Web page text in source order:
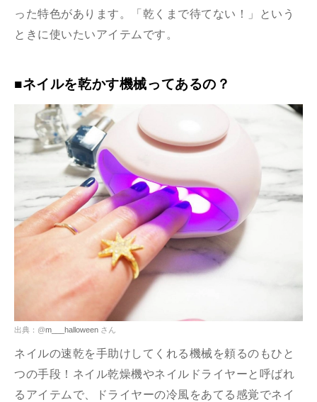
った特色があります。「乾くまで待てない！」という
ときに使いたいアイテムです。
■ネイルを乾かす機械ってあるの？
出典：@m___halloween さん
ネイルの速乾を手助けしてくれる機械を頼るのもひと
つの手段！ネイル乾燥機やネイルドライヤーと呼ばれ
るアイテムで、ドライヤーの冷風をあてる感覚でネイ